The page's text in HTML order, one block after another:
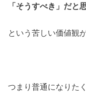
「そうすべき」だと
という苦しい価値観
つまり普通になりた